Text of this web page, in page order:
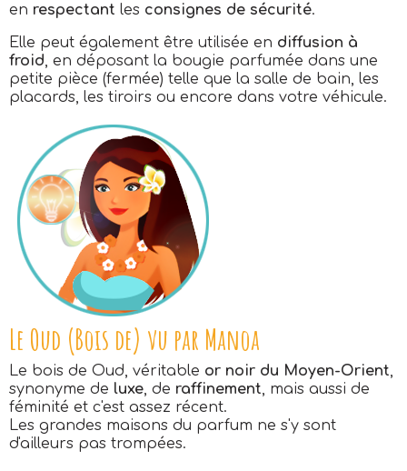
en respectant les consignes de sécurité.
Elle peut également être utilisée en diffusion à
froid, en déposant la bougie parfumée dans une
petite pièce (fermée) telle que la salle de bain, les
placards, les tiroirs ou encore dans votre véhicule.
Le Oud (Bois de) vu par Manoa
Le bois de Oud, véritable or noir du Moyen-Orient,
synonyme de luxe, de raffinement, mais aussi de
féminité et c'est assez récent.
Les grandes maisons du parfum ne s'y sont
d'ailleurs pas trompées.